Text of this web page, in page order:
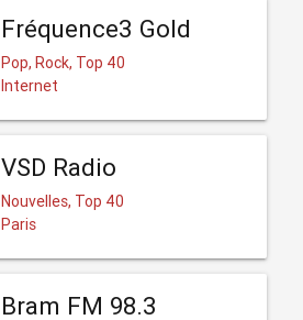
Fréquence3 Gold
Pop, Rock, Top 40
Internet
VSD Radio
Nouvelles, Top 40
Paris
Bram FM 98.3